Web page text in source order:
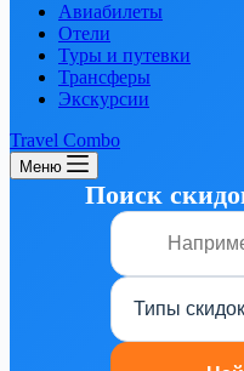
Авиабилеты
Отели
Туры и путевки
Трансферы
Экскурсии
Travel Combo
Меню
Поиск